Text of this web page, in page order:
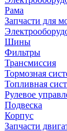
Рама
Запчасти для
Шины
Фильтры
Трансмиссия
Тормозная
Топливная
Рулевое
Подвеска
Корпус
Запчасти